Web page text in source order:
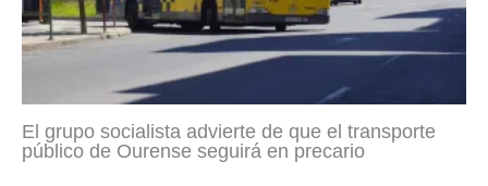
El grupo socialista advierte de que el transporte
público de Ourense seguirá en precario